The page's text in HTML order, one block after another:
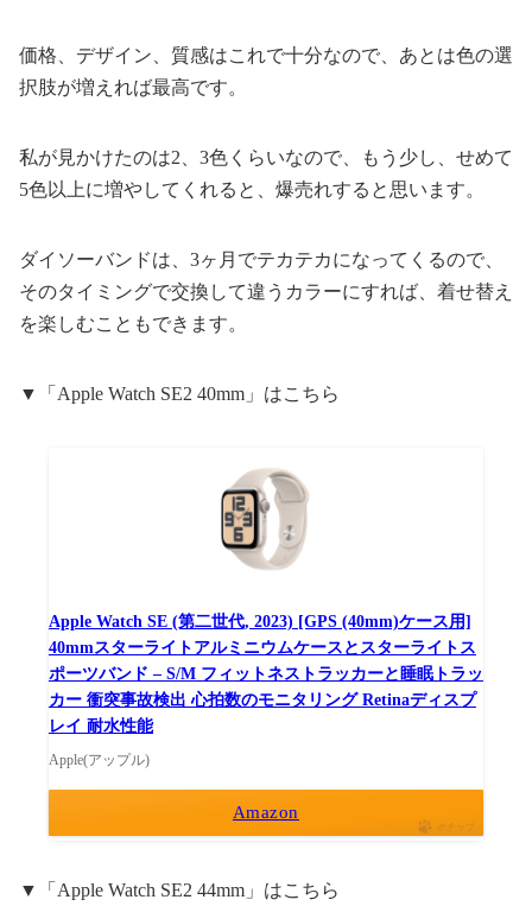
価格、デザイン、質感はこれで十分なので、あとは色の選
択肢が増えれば最高です。
私が見かけたのは2、3色くらいなので、もう少し、せめて
5色以上に増やしてくれると、爆売れすると思います。
ダイソーバンドは、3ヶ月でテカテカになってくるので、
そのタイミングで交換して違うカラーにすれば、着せ替え
を楽しむこともできます。
▼「Apple Watch SE2 40mm」はこちら
Apple Watch SE (第二世代, 2023) [GPS (40mm)ケース用]
40mmスターライトアルミニウムケースとスターライトス
ポーツバンド – S/M フィットネストラッカーと睡眠トラッ
カー 衝突事故検出 心拍数のモニタリング Retinaディスプ
レイ 耐水性能
Apple(アップル)
Amazon
ポチップ
▼「Apple Watch SE2 44mm」はこちら